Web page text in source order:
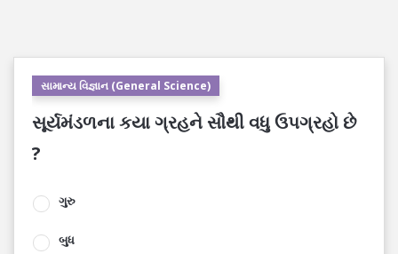
સામાન્ય વિજ્ઞાન (General Science)
સૂર્યમંડળના કયા ગ્રહને સૌથી વધુ ઉપગ્રહો છે
?
ગુરુ
બુધ